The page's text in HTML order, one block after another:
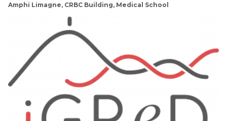
Amphi Limagne, CRBC Building, Medical School